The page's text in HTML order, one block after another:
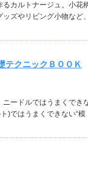
カルトナージュ。小花
ズやリビング小物など、
クニックＢＯＯＫ
ードルではうまくでき
)ではうまくできない“模